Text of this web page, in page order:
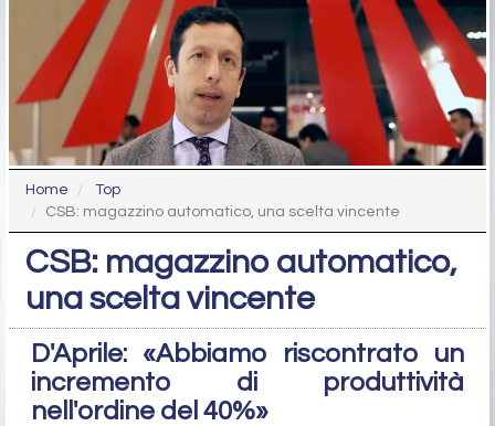
Home
Top
CSB: magazzino automatico, una scelta vincente
CSB: magazzino automatico,
una scelta vincente
D'Aprile: «Abbiamo riscontrato un
incremento di produttività
nell'ordine del 40%»